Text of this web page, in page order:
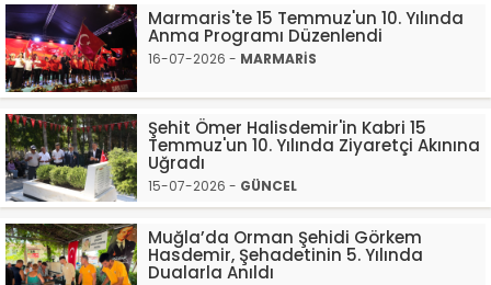
Marmaris'te 15 Temmuz'un 10. Yılında
Anma Programı Düzenlendi
16-07-2026 - MARMARİS
Şehit Ömer Halisdemir'in Kabri 15
Temmuz'un 10. Yılında Ziyaretçi Akınına
Uğradı
15-07-2026 - GÜNCEL
Muğla’da Orman Şehidi Görkem
Hasdemir, Şehadetinin 5. Yılında
Dualarla Anıldı